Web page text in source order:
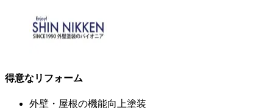
得意なリフォーム
外壁・屋根の機能向上塗装